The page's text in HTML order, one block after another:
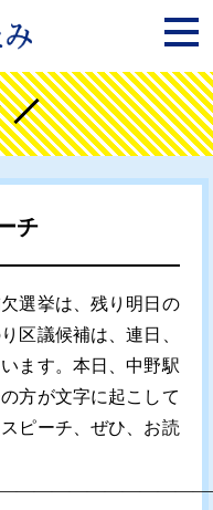
チ
選挙は、残り明日の
区議候補は、連日、
ます。本日、中野駅
方が文字に起こして
ピーチ、ぜひ、お読